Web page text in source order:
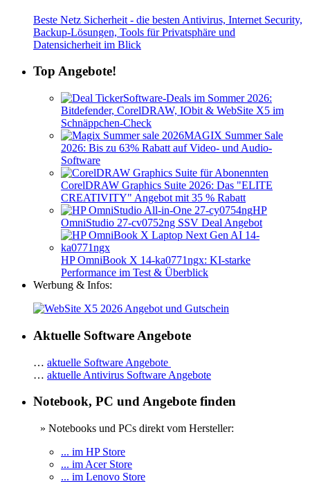
Beste Netz Sicherheit - die besten Antivirus, Internet Security,
Backup-Lösungen, Tools für Privatsphäre und
Datensicherheit im Blick
Top Angebote!
Software-Deals im Sommer 2026:
Bitdefender, CorelDRAW, IObit & WebSite X5 im
Schnäppchen-Check
MAGIX Summer Sale
2026: Bis zu 63% Rabatt auf Video- und Audio-
Software
CorelDRAW Graphics Suite 2026: Das "ELITE
CREATIVITY" Angebot mit 35 % Rabatt
HP
OmniStudio 27-cv0752ng SSV Deal Angebot
HP OmniBook X 14-ka0771ngx: KI-starke
Performance im Test & Überblick
Werbung & Infos:
Aktuelle Software Angebote
… aktuelle Software Angebote
… aktuelle Antivirus Software Angebote
Notebook, PC und Angebote finden
» Notebooks und PCs direkt vom Hersteller:
... im HP Store
... im Acer Store
... im Lenovo Store